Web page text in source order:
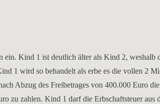
Kind 1 ist deutlich älter als Kind 2, weshalb
1 wird so behandelt als erbe es die vollen 2
Abzug des Freibetrages von 400.000 Euro
zu zahlen. Kind 1 darf die Erbschaftsteuer aus